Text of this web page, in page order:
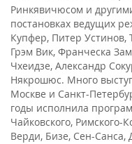
Ринкявичюсом и
постановках ведущих
Купфер, Питер Устинов,
Грэм Вик, Франческа
Чхеидзе, Александр
Някрошюс. Много
Москве и Санкт-
годы исполнила
Чайковского, Римского-
Верди, Бизе, Сен-Санса,